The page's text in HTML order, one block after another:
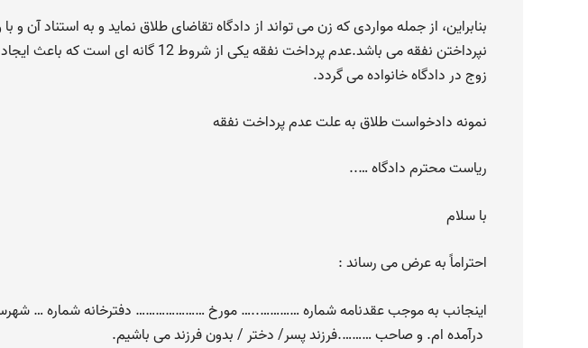
بنابراین، از جمله مواردی که زن می تواند از دادگاه تقاضای طلاق نماید و به استناد آن
نپرداختن نفقه می باشد.عدم پرداخت نفقه یکی از
زوج در دادگاه خانواده می گردد.
نمونه دادخواست طلاق به علت عدم پرداخت نفقه
ریاست محترم دادگاه …..
با سلام
احتراماً به عرض می رساند :
اینجانب به موجب عقدنامه شماره …………..… مورخ ………………… دفترخانه شماره …
درآمده ام. و صاحب ……….فرزند پسر/ دختر / بدون فرزند می باشیم.